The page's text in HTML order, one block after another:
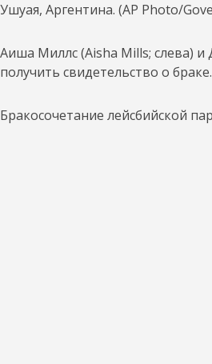
Ушуая, Аргентина. (AP Photo/
Аиша Миллс (Aisha Mills; слева)
получить свидетельство о
Бракосочетание лейсбийской